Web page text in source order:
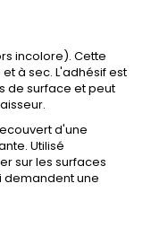
incolore). Cette
à sec. L'adhésif est
de surface et peut
d'une
Utilisé
sur les surfaces
demandent une